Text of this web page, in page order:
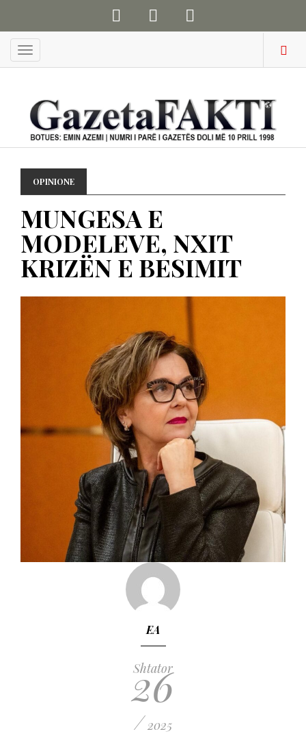
Menu
OPINIONE
MUNGESA E
MODELEVE, NXIT
KRIZËN E BESIMIT
EA
Shtator
26
/ 2025